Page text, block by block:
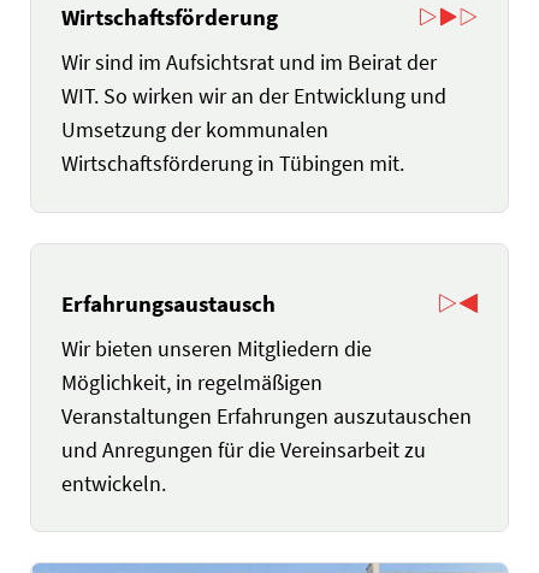
Wirtschaftsförderung
Wir sind im Aufsichtsrat und im Beirat der
WIT. So wirken wir an der Entwicklung und
Umsetzung der kommunalen
Wirtschaftsförderung in Tübingen mit.
Erfahrungsaustausch
Wir bieten unseren Mitgliedern die
Möglichkeit, in regelmäßigen
Veranstaltungen Erfahrungen auszutauschen
und Anregungen für die Vereinsarbeit zu
entwickeln.